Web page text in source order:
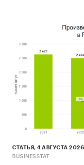
долларах и
География
РФ, федеральные
Категории:
недвижимость /
Россия
Графитовые
СТАТЬЯ, 4 АВГУСТА 2026
BUSINESSTAT